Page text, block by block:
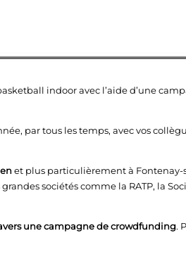
indoor avec l’aide d’une
par tous les temps, avec vos
et plus particulièrement à Fontenay-
sociétés comme la RATP, la
une campagne de crowdfunding.